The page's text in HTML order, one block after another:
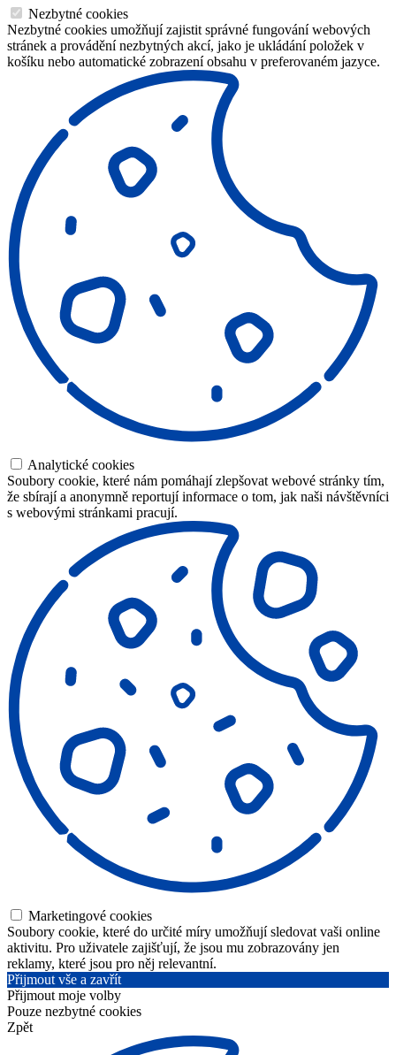
Nezbytné cookies
Nezbytné cookies umožňují zajistit správné fungování webových
stránek a provádění nezbytných akcí, jako je ukládání položek v
košíku nebo automatické zobrazení obsahu v preferovaném jazyce.
Analytické cookies
Soubory cookie, které nám pomáhají zlepšovat webové stránky tím,
že sbírají a anonymně reportují informace o tom, jak naši návštěvníci
s webovými stránkami pracují.
Marketingové cookies
Soubory cookie, které do určité míry umožňují sledovat vaši online
aktivitu. Pro uživatele zajišťují, že jsou mu zobrazovány jen
reklamy, které jsou pro něj relevantní.
Přijmout vše a zavřít
Přijmout moje volby
Pouze nezbytné cookies
Zpět